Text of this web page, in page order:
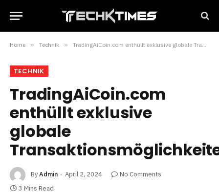
Home » Technik » TradingAiCoin.com enthüllt exklusive globale Transaktionsmöglichkeiten
TECHNIK
TradingAiCoin.com
enthüllt exklusive
globale
ByAdmin April 2, 2024
No Comments
3 Mins Read